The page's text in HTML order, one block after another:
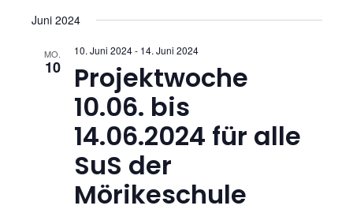
l
n
t
Juni 2024
MO.
10
10. Juni 2024- 14. Juni 2024
Projektwoche
10.06. bis
14.06.2024 für alle
SuS der
Mörikeschule